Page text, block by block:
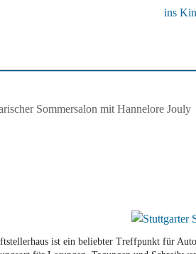
ins
Sommersalon mit Hannelore Jouly
ist ein beliebter Treffpunkt für